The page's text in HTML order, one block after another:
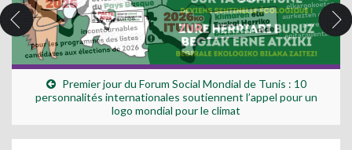
Premier jour du Forum Social Mondial de Tunis : 10
personnalités internationales soutiennent l’appel pour un
logo mondial pour le climat